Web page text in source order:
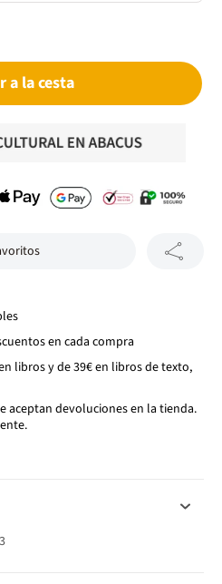
a la cesta
en cada compra
libros y de 39€ en libros de texto,
aceptan devoluciones en la tienda.